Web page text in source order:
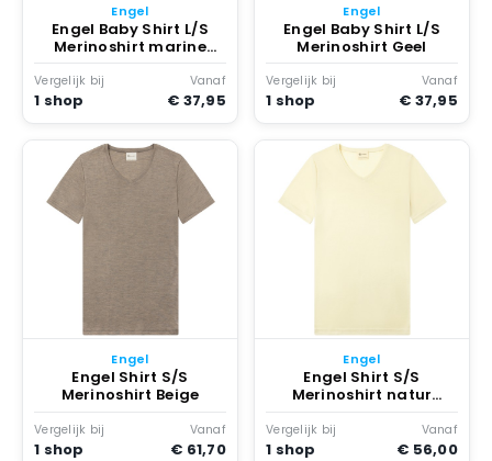
Engel
Engel Baby Shirt L/S
Merinoshirt marine
Blauw
Vergelijk bij
1 shop
Vanaf
€ 37,95
Engel
Engel Baby Shirt L/S
Merinoshirt Geel
Vergelijk bij
1 shop
Vanaf
€ 37,95
Engel
Engel Shirt S/S
Merinoshirt Beige
Vergelijk bij
1 shop
Vanaf
€ 61,70
Engel
Engel Shirt S/S
Merinoshirt natur
Nature
Vergelijk bij
1 shop
Vanaf
€ 56,00